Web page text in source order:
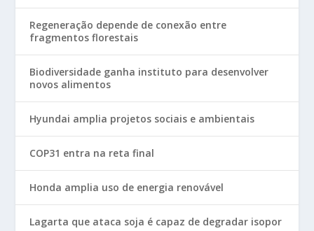
Regeneração depende de conexão entre
fragmentos florestais
Biodiversidade ganha instituto para desenvolver
novos alimentos
Hyundai amplia projetos sociais e ambientais
COP31 entra na reta final
Honda amplia uso de energia renovável
Lagarta que ataca soja é capaz de degradar isopor